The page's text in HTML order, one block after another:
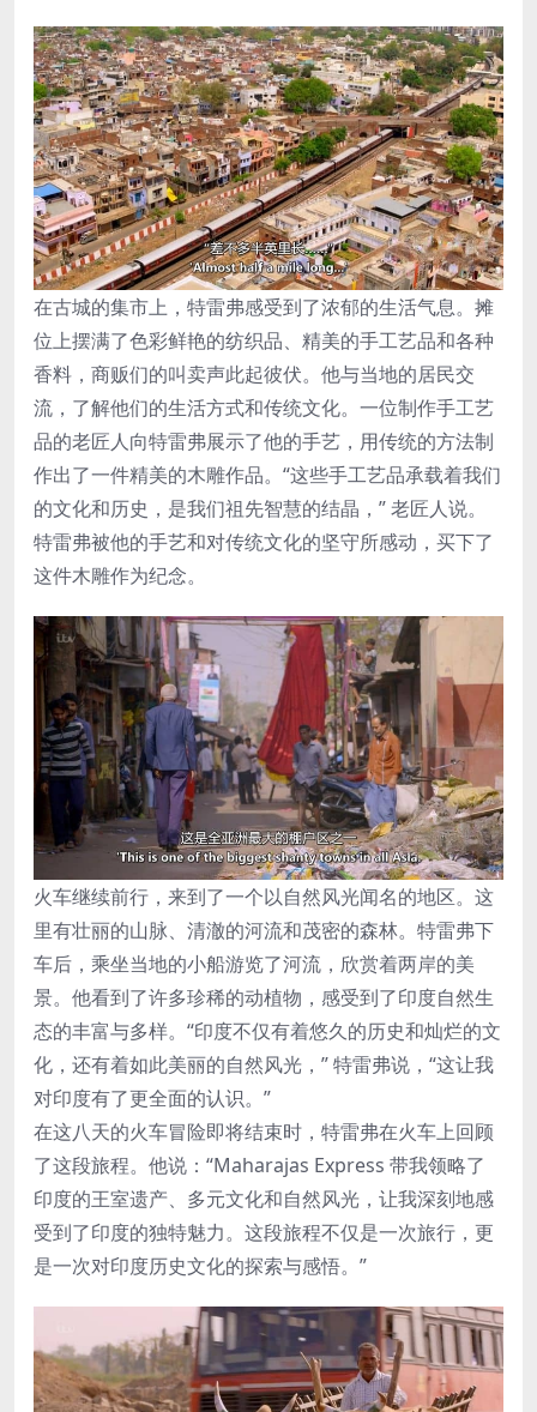
在古城的集市上，特雷弗感受到了浓郁的生活气息。摊
位上摆满了色彩鲜艳的纺织品、精美的手工艺品和各种
香料，商贩们的叫卖声此起彼伏。他与当地的居民交
流，了解他们的生活方式和传统文化。一位制作手工艺
品的老匠人向特雷弗展示了他的手艺，用传统的方法制
作出了一件精美的木雕作品。“这些手工艺品承载着我们
的文化和历史，是我们祖先智慧的结晶，” 老匠人说。
特雷弗被他的手艺和对传统文化的坚守所感动，买下了
这件木雕作为纪念。
火车继续前行，来到了一个以自然风光闻名的地区。这
里有壮丽的山脉、清澈的河流和茂密的森林。特雷弗下
车后，乘坐当地的小船游览了河流，欣赏着两岸的美
景。他看到了许多珍稀的动植物，感受到了印度自然生
态的丰富与多样。“印度不仅有着悠久的历史和灿烂的文
化，还有着如此美丽的自然风光，” 特雷弗说，“这让我
对印度有了更全面的认识。”
在这八天的火车冒险即将结束时，特雷弗在火车上回顾
了这段旅程。他说：“Maharajas Express 带我领略了
印度的王室遗产、多元文化和自然风光，让我深刻地感
受到了印度的独特魅力。这段旅程不仅是一次旅行，更
是一次对印度历史文化的探索与感悟。”